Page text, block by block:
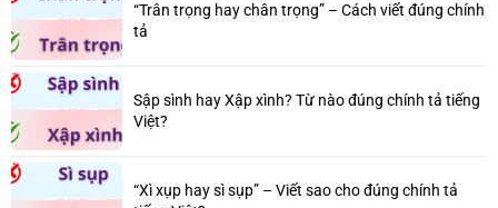
“Trân trọng hay chân trọng” – Cách viết đúng chính
tả
Sập sình hay Xập xình? Từ nào đúng chính tả tiếng
Việt?
“Xì xụp hay sì sụp” – Viết sao cho đúng chính tả